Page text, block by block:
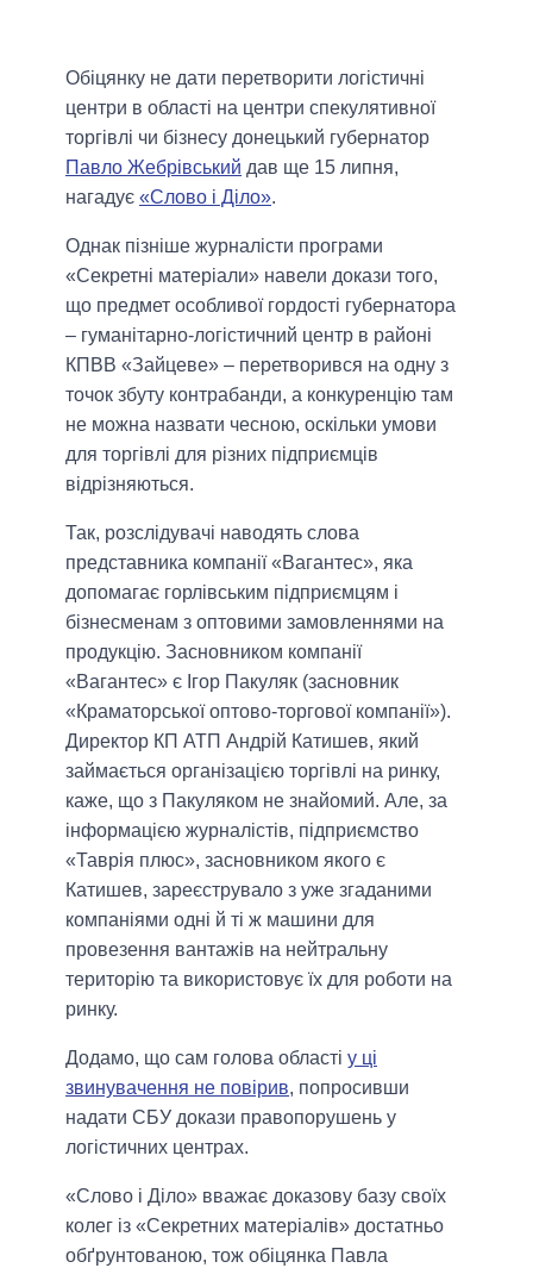
Обіцянку не дати перетворити логістичні
центри в області на центри спекулятивної
торгівлі чи бізнесу донецький губернатор
Павло Жебрівський дав ще 15 липня,
нагадує «Слово і Діло».
Однак пізніше журналісти програми
«Секретні матеріали» навели докази того,
що предмет особливої гордості губернатора
– гуманітарно-логістичний центр в районі
КПВВ «Зайцеве» – перетворився на одну з
точок збуту контрабанди, а конкуренцію там
не можна назвати чесною, оскільки умови
для торгівлі для різних підприємців
відрізняються.
Так, розслідувачі наводять слова
представника компанії «Вагантес», яка
допомагає горлівським підприємцям і
бізнесменам з оптовими замовленнями на
продукцію. Засновником компанії
«Вагантес» є Ігор Пакуляк (засновник
«Краматорської оптово-торгової компанії»).
Директор КП АТП Андрій Катишев, який
займається організацією торгівлі на ринку,
каже, що з Пакуляком не знайомий. Але, за
інформацією журналістів, підприємство
«Таврія плюс», засновником якого є
Катишев, зареєструвало з уже згаданими
компаніями одні й ті ж машини для
провезення вантажів на нейтральну
територію та використовує їх для роботи на
ринку.
Додамо, що сам голова області у ці
звинувачення не повірив, попросивши
надати СБУ докази правопорушень у
логістичних центрах.
«Слово і Діло» вважає доказову базу своїх
колег із «Секретних матеріалів» достатньо
обґрунтованою, тож обіцянка Павла